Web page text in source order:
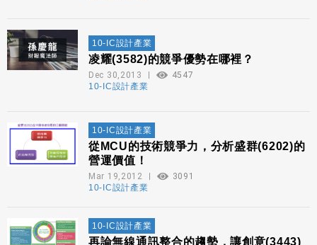
10-IC設計產業
凌耀(3582)的競爭優勢在哪裡？
Dec 30,2013
4547
10-IC設計產業
10-IC設計產業
從MCU的技術競爭力，分析盛群(6202)的
營運價值！
Mar 19,2012
3091
10-IC設計產業
10-IC設計產業
再論無線通訊整合的趨勢，讓創意(3443)